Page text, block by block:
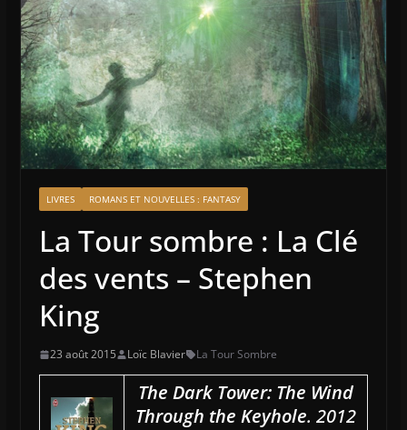
LIVRES ROMANS ET NOUVELLES : FANTASY
La Tour sombre : La Clé
des vents – Stephen
King
23 août 2015 Loïc Blavier La Tour Sombre
The Dark Tower: The Wind
Through the Keyhole. 2012